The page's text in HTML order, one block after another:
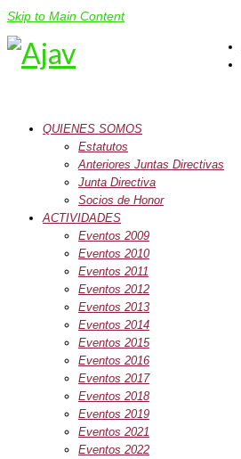
Skip to Main Content
QUIENES SOMOS
Estatutos
Anteriores Juntas Directivas
Junta Directiva
Socios de Honor
ACTIVIDADES
Eventos 2009
Eventos 2010
Eventos 2011
Eventos 2012
Eventos 2013
Eventos 2014
Eventos 2015
Eventos 2016
Eventos 2017
Eventos 2018
Eventos 2019
Eventos 2021
Eventos 2022